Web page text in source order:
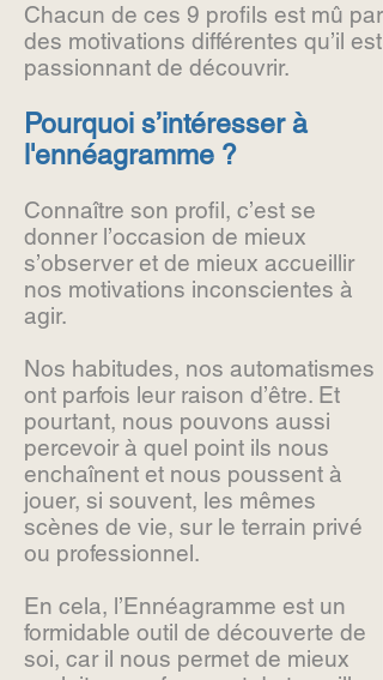
Chacun de ces 9 profils est mû par
des motivations différentes qu’il est
passionnant de découvrir.
Pourquoi s’intéresser à
l'ennéagramme ?
Connaître son profil, c’est se
donner l’occasion de mieux
s’observer et de mieux accueillir
nos motivations inconscientes à
agir.
Nos habitudes, nos automatismes
ont parfois leur raison d’être. Et
pourtant, nous pouvons aussi
percevoir à quel point ils nous
enchaînent et nous poussent à
jouer, si souvent, les mêmes
scènes de vie, sur le terrain privé
ou professionnel.
En cela, l’Ennéagramme est un
formidable outil de découverte de
soi, car il nous permet de mieux